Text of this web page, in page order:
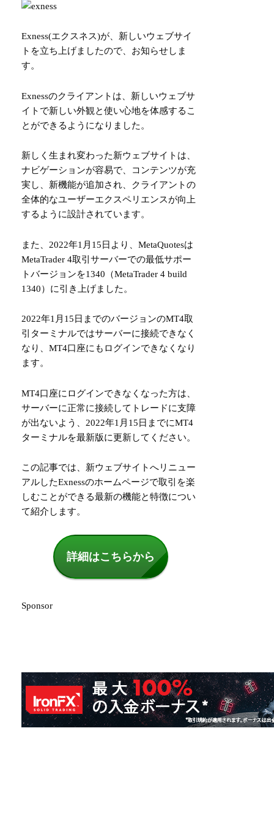
Exness(エクスネス)が、新しいウェブサイ
トを立ち上げましたので、お知らせしま
す。
Exnessのクライアントは、新しいウェブサ
イトで新しい外観と使い心地を体感するこ
とができるようになりました。
新しく生まれ変わった新ウェブサイトは、
ナビゲーションが容易で、コンテンツが充
実し、新機能が追加され、クライアントの
全体的なユーザーエクスペリエンスが向上
するように設計されています。
また、2022年1月15日より、MetaQuotesは
MetaTrader 4取引サーバーでの最低サポー
トバージョンを1340（MetaTrader 4 build
1340）に引き上げました。
2022年1月15日までのバージョンのMT4取
引ターミナルではサーバーに接続できなく
なり、MT4口座にもログインできなくなり
ます。
MT4口座にログインできなくなった方は、
サーバーに正常に接続してトレードに支障
が出ないよう、2022年1月15日までにMT4
ターミナルを最新版に更新してください。
この記事では、新ウェブサイトへリニュー
アルしたExnessのホームページで取引を楽
しむことができる最新の機能と特徴につい
て紹介します。
詳細はこちらから
Sponsor